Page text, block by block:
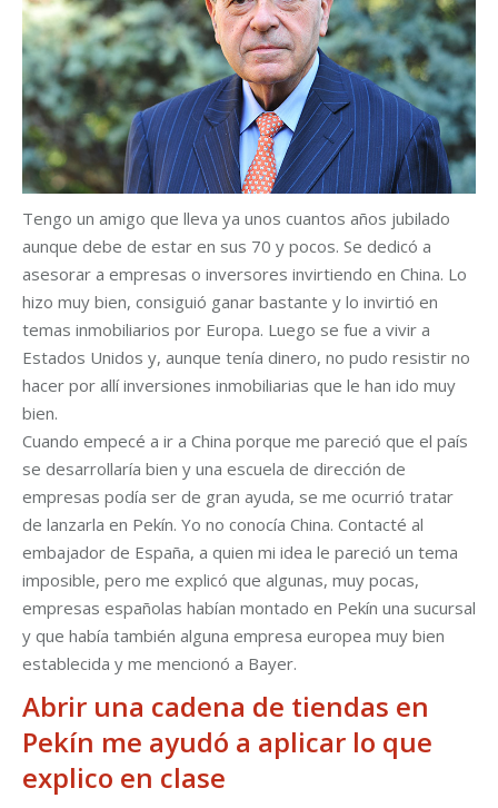
Tengo un amigo que lleva ya unos cuantos años jubilado
aunque debe de estar en sus 70 y pocos. Se dedicó a
asesorar a empresas o inversores invirtiendo en China. Lo
hizo muy bien, consiguió ganar bastante y lo invirtió en
temas inmobiliarios por Euro­pa. Luego se fue a vivir a
Estados Unidos y, aunque tenía dinero, no pudo resistir no
hacer por allí inversiones inmobiliarias que le han ido muy
bien.
Cuando empecé a ir a China porque me pareció que el país
se desarrollaría bien y una escuela de dirección de
empresas podía ser de gran ayuda, se me ocurrió tratar
de lanzarla en Pekín. Yo no conocía China. Contacté al
embajador de España, a quien mi idea le pareció un tema
imposible, pero me explicó que algunas, muy pocas,
empresas españolas habían montado en Pekín una sucursal
y que había también alguna empresa europea muy bien
establecida y me mencionó a Bayer.
Abrir una cadena de tiendas en
Pekín me ayudó a aplicar lo que
explico en clase